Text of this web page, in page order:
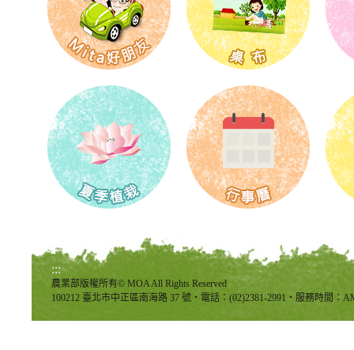
:::
農業部版權所有© MOA All Rights Reserved
100212 臺北市中正區南海路 37 號‧電話：(02)2381-2991‧服務時間：